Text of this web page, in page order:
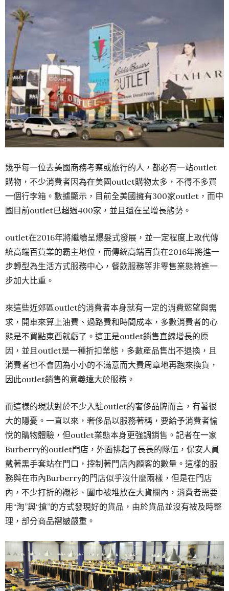
幾乎每一位去美國商務考察或旅行的人，都必有一站outlet
購物，不少消費者因為在美國outlet購物太多，不得不多買
一個行李箱。數據顯示，目前全美國擁有300家outlet，而中
國目前outlet已超過400家，並且還在呈增長態勢。
outlet在2016年將繼續呈爆髮式發展，並一定程度上取代傳
統高端百貨業的霸主地位，而傳統高端百貨在2016年將進一
步轉型為生活方式服務中心，餐飲服務等非零售業態將進一
步加大比重。
來這些近郊區outlet的消費者本身就有一定的消費慾望與需
求，開車來算上油費、過路費和時間成本，多數消費者的心
態是不買點東西就虧了。這正是outlet銷售直線增長的原
因，並且outlet是一種折扣業態，多數産品售出不退換，且
消費者也不會因為小小的不滿意而大費周章地再跑來換貨，
因此outlet銷售的意義遠大於服務。
而這樣的現狀對於不少入駐outlet的奢侈品牌而言，有著很
大的隱憂。一直以來，奢侈品以服務著稱，要給予消費者愉
悅的購物體驗，但outlet業態本身更強調銷售。記者在一家
Burberry的outlet門店，外面排起了長長的隊伍，保安人員
戴著黑手套站在門口，控制著門店內顧客的數量。這樣的服
務與在市內Burberry的門店似乎沒什麼兩樣，但是在門店
內，不少打折的襯衫、圍巾被堆放在大貨欄內，消費者需要
用“淘”與“搶”的方式發現好的貨品，由於貨品並沒有被及時整
理，部分商品褶皺嚴重。